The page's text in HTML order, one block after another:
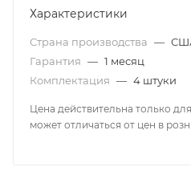
Характеристики
Страна производства —
Гарантия — 1 месяц
Комплектация — 4 штуки
Цена действительна только
может отличаться от цен в